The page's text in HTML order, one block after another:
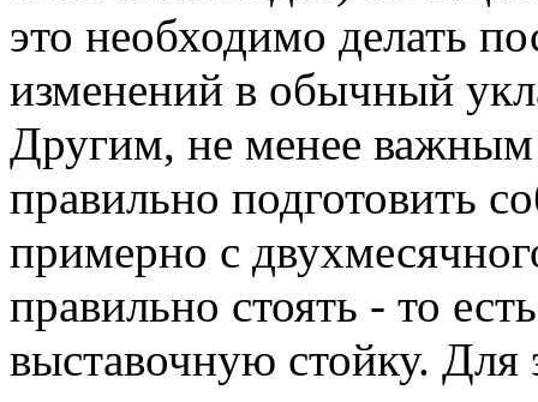
это необходимо делать
изменений в обычный
Другим, не менее
правильно подготовить
примерно с
правильно стоять - то
выставочную стойку. Для